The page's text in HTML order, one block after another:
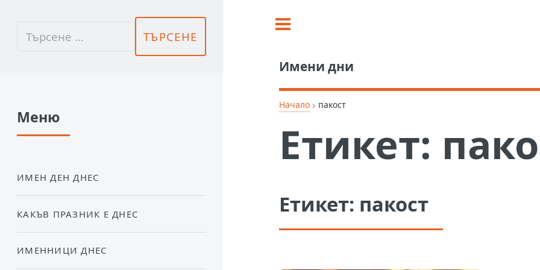
Имени дни
Начало › пакост
Етикет:
Етикет: пакост
Меню
ИМЕН ДЕН ДНЕС
КАКЪВ ПРАЗНИК Е ДНЕС
ИМЕННИЦИ ДНЕС